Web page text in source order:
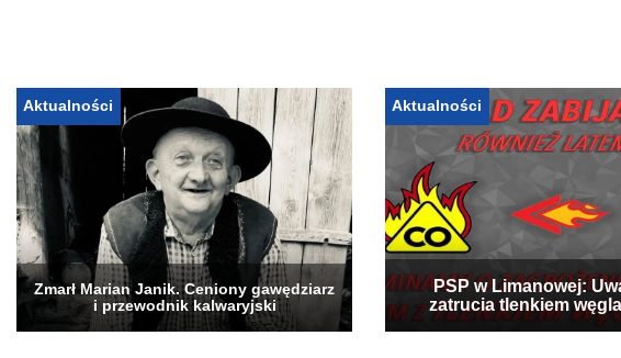
Aktualności
Zmarł Marian Janik. Ceniony gawędziarz
i przewodnik kalwaryjski
Aktualności
PSP w Limanowej:
zatrucia tlenkiem